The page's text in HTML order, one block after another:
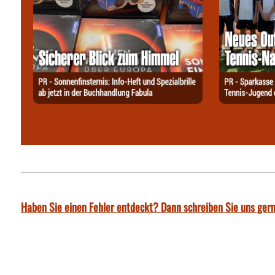
Haben Sie einen Fehler entdeckt? Dann schreiben Sie uns